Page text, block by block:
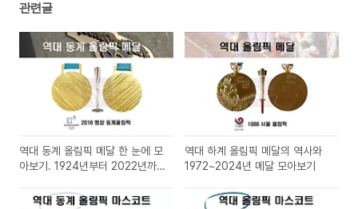
관련글
역대 동계 올림픽 메달 한 눈에 모
아보기. 1924년부터 2022년까
역대 하계 올림픽 메달의 역사와
1972~2024년 메달 모아보기